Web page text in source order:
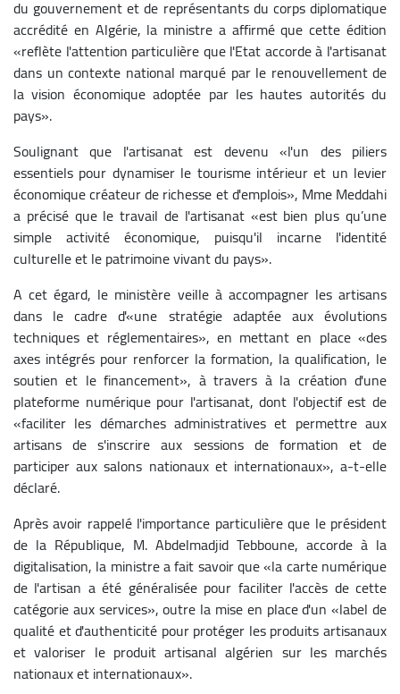
du gouvernement et de représentants du corps diplomatique
accrédité en Algérie, la ministre a affirmé que cette édition
«reflète l'attention particulière que l'Etat accorde à l'artisanat
dans un contexte national marqué par le renouvellement de
la vision économique adoptée par les hautes autorités du
pays».
Soulignant que l'artisanat est devenu «l'un des piliers
essentiels pour dynamiser le tourisme intérieur et un levier
économique créateur de richesse et d'emplois», Mme Meddahi
a précisé que le travail de l'artisanat «est bien plus qu’une
simple activité économique, puisqu'il incarne l'identité
culturelle et le patrimoine vivant du pays».
A cet égard, le ministère veille à accompagner les artisans
dans le cadre d'«une stratégie adaptée aux évolutions
techniques et réglementaires», en mettant en place «des
axes intégrés pour renforcer la formation, la qualification, le
soutien et le financement», à travers à la création d'une
plateforme numérique pour l'artisanat, dont l'objectif est de
«faciliter les démarches administratives et permettre aux
artisans de s'inscrire aux sessions de formation et de
participer aux salons nationaux et internationaux», a-t-elle
déclaré.
Après avoir rappelé l'importance particulière que le président
de la République, M. Abdelmadjid Tebboune, accorde à la
digitalisation, la ministre a fait savoir que «la carte numérique
de l'artisan a été généralisée pour faciliter l'accès de cette
catégorie aux services», outre la mise en place d'un «label de
qualité et d'authenticité pour protéger les produits artisanaux
et valoriser le produit artisanal algérien sur les marchés
nationaux et internationaux».